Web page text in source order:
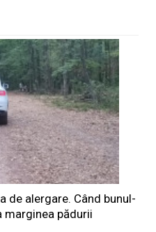
de alergare. Când bunul-
pădurii